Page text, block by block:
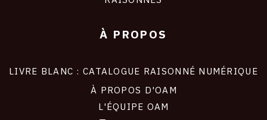
À PROPOS
LIVRE BLANC : CATALOGUE RAISONNÉ NUMÉRIQUE
À PROPOS D'OAM
L'ÉQUIPE OAM